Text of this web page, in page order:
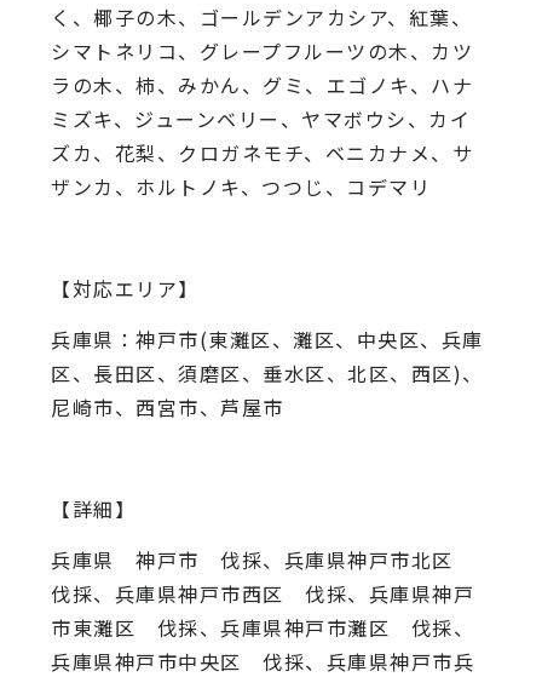
く、椰子の木、 ゴールデンアカシア、紅葉、
シマトネリコ、 グレープフルーツの木、カツ
ラの木、柿、みかん、グミ、 エゴノキ、ハナ
ミズキ、ジューンベリー、ヤマボウシ、カイ
ズカ、 花梨、クロガネモチ、ベニカナメ、サ
ザンカ、ホルトノキ、 つつじ、コデマリ
【対応エリア】
兵庫県：神戸市(東灘区、灘区、中央区、兵庫
区、長田区、須磨区、垂水区、北区、西区)、
尼崎市、西宮市、芦屋市
【詳細】
兵庫県 神戸市 伐採、兵庫県神戸市北区
伐採、兵庫県神戸市西区 伐採、兵庫県神戸
市東灘区 伐採、兵庫県神戸市灘区 伐採、
兵庫県神戸市中央区 伐採、兵庫県神戸市兵